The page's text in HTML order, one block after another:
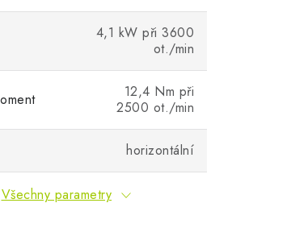
4,1 kW při 3600
ot./min
12,4 Nm při
2500 ot./min
horizontální
Všechny parametry